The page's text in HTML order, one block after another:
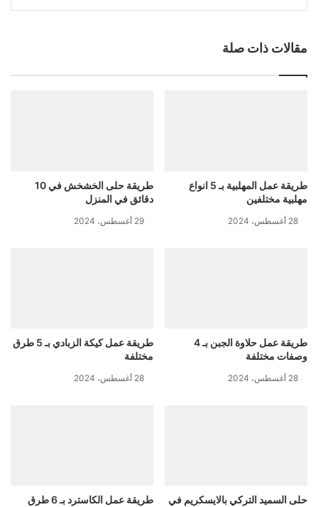
مقالات ذات صلة
طريقة عمل المهلبية بـ 5 انواع
مهلبية مختلفين
28 أغسطس، 2024
طريقة حلى الخشخش في 10
دقائق في المنزل
29 أغسطس، 2024
طريقة عمل حلاوة الجبن بـ 4
وصفات مختلفة
28 أغسطس، 2024
طريقة عمل كيكة الزبادي بـ 5 طرق
مختلفة
28 أغسطس، 2024
حلى السميد التركي بالايسكريم في
طريقة عمل الكاسترد بـ 6 طرق